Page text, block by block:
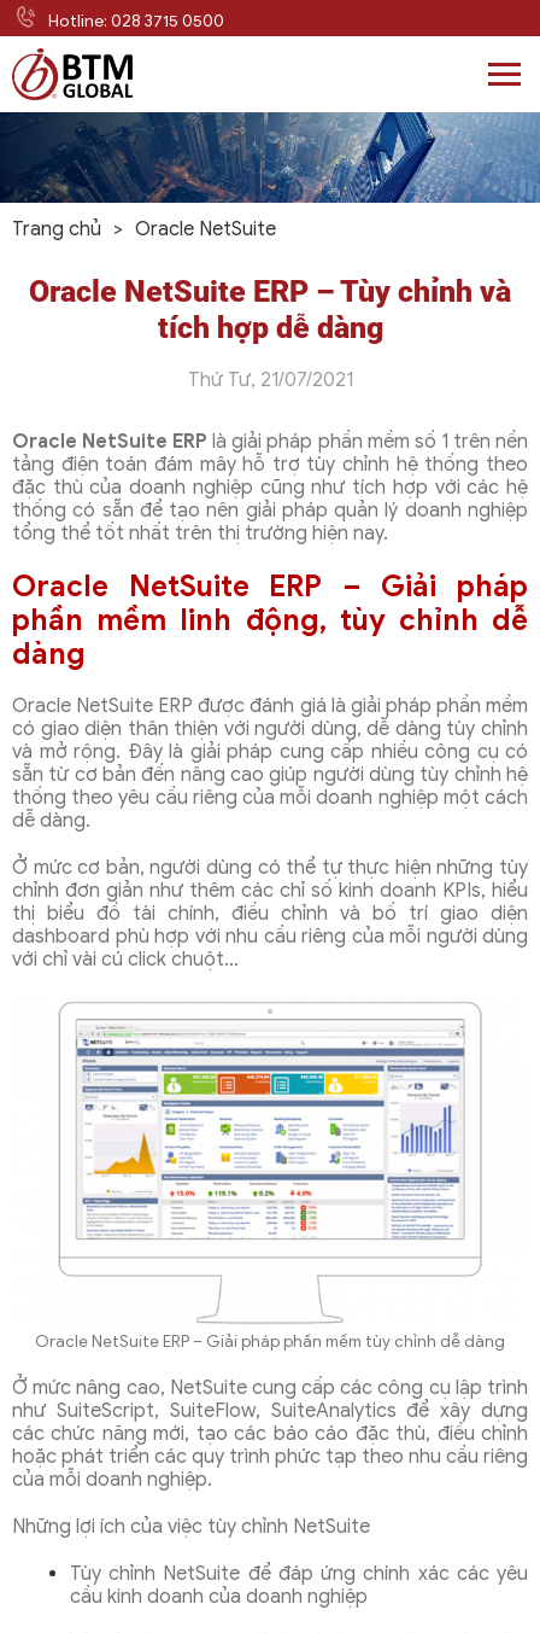
Hotline: 028 3715 0500
Skip
content
Trang chủ > Oracle NetSuite
Oracle NetSuite ERP – Tùy chỉnh và
tích hợp dễ dàng
Thứ Tư, 21/07/2021
Oracle NetSuite ERP là giải pháp phần mềm số 1 trên nền
tảng điện toán đám mây hỗ trợ tùy chỉnh hệ thống theo
đặc thù của doanh nghiệp cũng như tích hợp với các hệ
thống có sẵn để tạo nên giải pháp quản lý doanh nghiệp
tổng thể tốt nhất trên thị trường hiện nay.
Oracle NetSuite ERP – Giải pháp
phần mềm linh động, tùy chỉnh dễ
dàng
Oracle NetSuite ERP được đánh giá là giải pháp phần mềm
có giao diện thân thiện với người dùng, dễ dàng tùy chỉnh
và mở rộng. Đây là giải pháp cung cấp nhiều công cụ có
sẵn từ cơ bản đến nâng cao giúp người dùng tùy chỉnh hệ
thống theo yêu cầu riêng của mỗi doanh nghiệp một cách
dễ dàng.
Ở mức cơ bản, người dùng có thể tự thực hiện những tùy
chỉnh đơn giản như thêm các chỉ số kinh doanh KPIs, hiểu
thị biểu đồ tài chính, điều chỉnh và bố trí giao diện
dashboard phù hợp với nhu cầu riêng của mỗi người dùng
với chỉ vài cú click chuột…
Oracle NetSuite ERP – Giải pháp phần mềm tùy chỉnh dễ dàng
Ở mức nâng cao, NetSuite cung cấp các công cụ lập trình
như SuiteScript, SuiteFlow, SuiteAnalytics để xây dựng
các chức năng mới, tạo các báo cáo đặc thù, điều chỉnh
hoặc phát triển các quy trình phức tạp theo nhu cầu riêng
của mỗi doanh nghiệp.
Những lợi ích của việc tùy chỉnh NetSuite
Tùy chỉnh NetSuite để đáp ứng chính xác các yêu
cầu kinh doanh của doanh nghiệp